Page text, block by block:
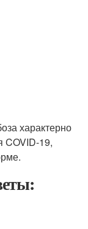
характерно
COVID-19,